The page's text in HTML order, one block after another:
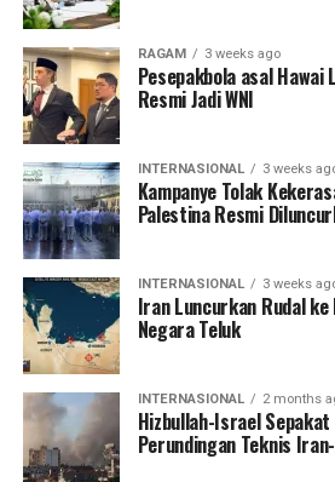
RAGAM 3 weeks ago
Pesepakbola asal Hawai
Resmi Jadi WNI
INTERNASIONAL 3 weeks
Kampanye Tolak
Palestina Resmi
INTERNASIONAL 3 weeks
Iran Luncurkan Rudal ke
Negara Teluk
INTERNASIONAL 2 months
Hizbullah-Israel
Perundingan Teknis